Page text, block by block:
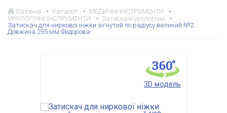
Головна Каталог
МЕДИЧНІ ІНСТРУМЕНТИ
УРОЛОГІЧНІ ІНСТРУМЕНТИ
Затискачі урологічні
Затискач для ниркової ніжки зігнутий по радіусу великий №2.
Довжина 255 мм Федорова
3D модель